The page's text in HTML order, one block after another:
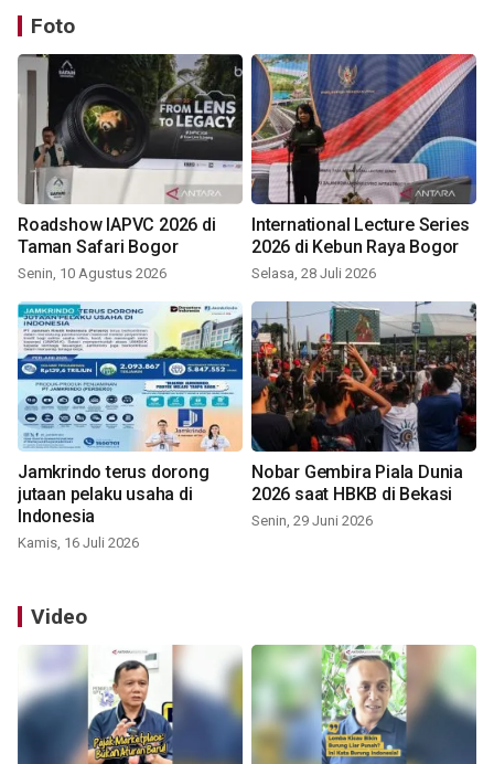
Foto
Roadshow IAPVC 2026 di
Taman Safari Bogor
Senin, 10 Agustus 2026
International Lecture Series
2026 di Kebun Raya Bogor
Selasa, 28 Juli 2026
Jamkrindo terus dorong
jutaan pelaku usaha di
Indonesia
Kamis, 16 Juli 2026
Nobar Gembira Piala Dunia
2026 saat HBKB di Bekasi
Senin, 29 Juni 2026
Video